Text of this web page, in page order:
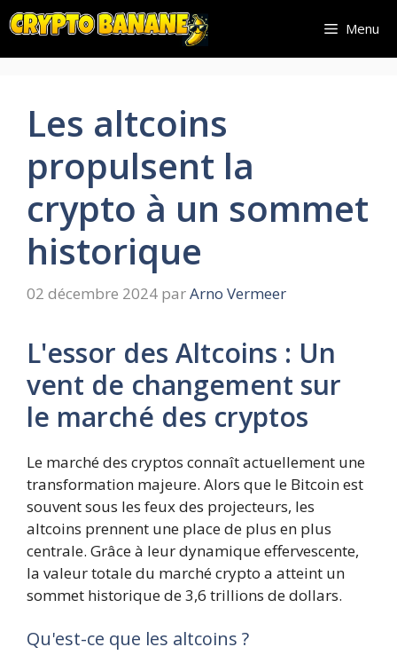
Aller
au
contenu
Menu
Les altcoins
propulsent la
crypto à un sommet
historique
02 décembre 2024 parArno Vermeer
L'essor des Altcoins : Un
vent de changement sur
le marché des cryptos
Le marché des cryptos connaît actuellement une
transformation majeure. Alors que le Bitcoin est
souvent sous les feux des projecteurs, les
altcoins prennent une place de plus en plus
centrale. Grâce à leur dynamique effervescente,
la valeur totale du marché crypto a atteint un
sommet historique de 3,6 trillions de dollars.
Qu'est-ce que les altcoins ?